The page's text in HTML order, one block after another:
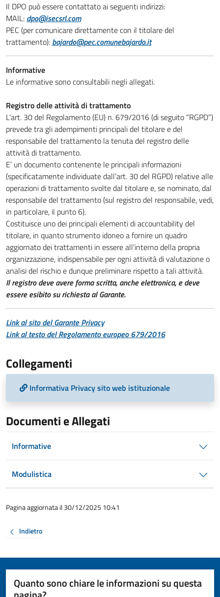
Il DPO può essere contattato ai seguenti indirizzi:
MAIL: dpo@isecsrl.com
PEC (per comunicare direttamente con il titolare del
trattamento): bajardo@pec.comunebajardo.it
Informative
Le informative sono consultabili negli allegati.
Registro delle attività di trattamento
L’art. 30 del Regolamento (EU) n. 679/2016 (di seguito “RGPD”)
prevede tra gli adempimenti principali del titolare e del
responsabile del trattamento la tenuta del registro delle
attività di trattamento.
E’ un documento contenente le principali informazioni
(specificatamente individuate dall’art. 30 del RGPD) relative alle
operazioni di trattamento svolte dal titolare e, se nominato, dal
responsabile del trattamento (sul registro del responsabile, vedi,
in particolare, il punto 6).
Costituisce uno dei principali elementi di accountability del
titolare, in quanto strumento idoneo a fornire un quadro
aggiornato dei trattamenti in essere all’interno della propria
organizzazione, indispensabile per ogni attività di valutazione o
analisi del rischio e dunque preliminare rispetto a tali attività.
Il registro deve avere forma scritta, anche elettronica, e deve
essere esibito su richiesta al Garante.
Link al sito del Garante Privacy
Link al testo del Regolamento europeo 679/2016
Collegamenti
Informativa Privacy sito web istituzionale
Documenti e Allegati
Informative
Modulistica
Pagina aggiornata il 30/12/2025 10:41
Indietro
Quanto sono chiare le informazioni su questa